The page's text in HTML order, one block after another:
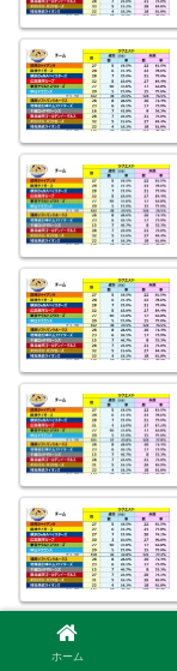
ホーム